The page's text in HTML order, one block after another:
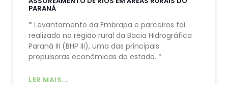
PARANÁ
* Levantamento da Embrapa e parceiros foi
realizado na região rural da Bacia Hidrográfica
Paraná III (BHP III), uma das principais
propulsoras econômicas do estado. *
LER MAIS...